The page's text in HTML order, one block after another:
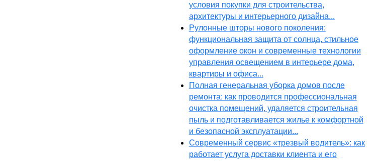
условия покупки для строительства,
архитектуры и интерьерного дизайна...
Рулонные шторы нового поколения:
функциональная защита от солнца, стильное
оформление окон и современные технологии
управления освещением в интерьере дома,
квартиры и офиса...
Полная генеральная уборка домов после
ремонта: как проводится профессиональная
очистка помещений, удаляется строительная
пыль и подготавливается жилье к комфортной
и безопасной эксплуатации...
Современный сервис «трезвый водитель»: как
работает услуга доставки клиента и его